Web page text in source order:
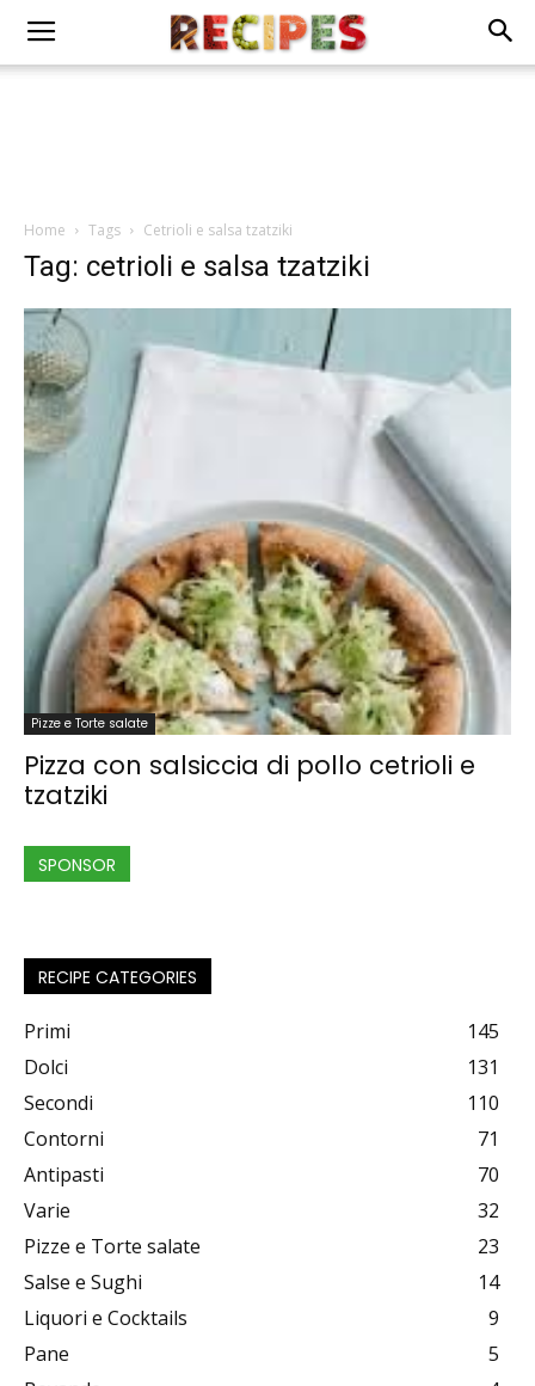
Home Tags Cetrioli e salsa tzatziki
Tag: cetrioli e salsa tzatziki
Pizze e Torte salate
Pizza con salsiccia di pollo cetrioli e
tzatziki
SPONSOR
RECIPE CATEGORIES
Primi
145
Dolci
131
Secondi
110
Contorni
71
Antipasti
70
Varie
32
Pizze e Torte salate
23
Salse e Sughi
14
Liquori e Cocktails
9
Pane
5